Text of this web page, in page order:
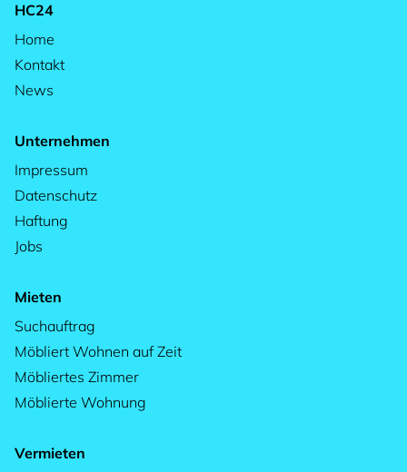
HC24
Home
Kontakt
News
Unternehmen
Impressum
Datenschutz
Haftung
Jobs
Mieten
Suchauftrag
Möbliert Wohnen auf Zeit
Möbliertes Zimmer
Möblierte Wohnung
Vermieten